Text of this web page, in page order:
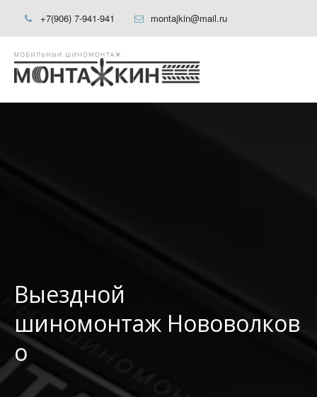
+7(906) 7-941-941 montajkin@mail.ru
Выездной
шиномонтаж Нововолков
о